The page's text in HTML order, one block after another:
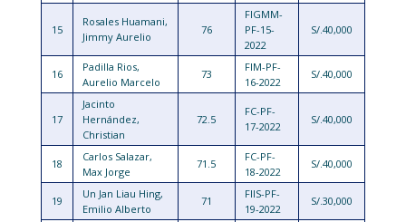
15
Rosales Huamani,
Jimmy Aurelio
76
FIGMM-
PF-15-
2022
S/.40,000
16
Padilla Rios,
Aurelio Marcelo
73
FIM-PF-
16-2022
S/.40,000
17
Jacinto
Hernández,
Christian
72.5
FC-PF-
17-2022
S/.40,000
18
Carlos Salazar,
Max Jorge
71.5
FC-PF-
18-2022
S/.40,000
19
Un Jan Liau Hing,
Emilio Alberto
71
FIIS-PF-
19-2022
S/.30,000